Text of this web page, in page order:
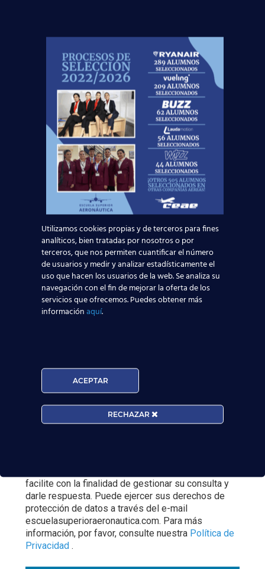
Leer más
El Aeropuerto de Madrid-Barajas supera los 6
millones de pasajeros en mayo: ¿qué significa
para el empleo de TCP?
Leer más
Centro: Edad:
facilite con la finalidad de gestionar su consulta y
darle respuesta. Puede ejercer sus derechos de
protección de datos a través del e-mail
escuelasuperioraeronautica.com. Para más
información, por favor, consulte nuestra Política de
Privacidad .
Utilizamos cookies propias y de terceros para fines
analíticos, bien tratadas por nosotros o por
terceros, que nos permiten cuantificar el número
de usuarios y medir y analizar estadísticamente el
uso que hacen los usuarios de la web. Se analiza su
navegación con el fin de mejorar la oferta de los
servicios que ofrecemos. Puedes obtener más
informaciónaquí.
ACEPTAR
RECHAZAR